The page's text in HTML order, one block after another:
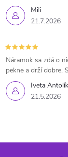
Mili
21.7.2026
Iveta
21.5.2026
Náramok sa zdá o
pekne a drží dobre.